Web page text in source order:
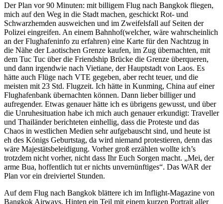
Der Plan vor 90 Minuten: mit billigem Flug nach Bangkok fliegen,
mich auf den Weg in die Stadt machen, geschickt Rot- und
Schwarzhemden ausweichen und im Zweifelsfall auf Seiten der
Polizei eingreifen. An einem Bahnhof(welcher, wäre wahrscheinlich
an der Flughafeninfo zu erfahren) eine Karte für den Nachtzug in
die Nähe der Laotischen Grenze kaufen, im Zug übernachten, mit
dem Tuc Tuc über die Friendship Brücke die Grenze überqueren,
und dann irgendwie nach Vietiane, der Hauptstadt von Laos. Es
hätte auch Flüge nach VTE gegeben, aber recht teuer, und die
meisten mit 23 Std. Flugzeit. Ich hätte in Kunming, China auf einer
Flughafenbank übernachten können. Dann lieber billiger und
aufregender. Etwas genauer hätte ich es übrigens gewusst, und über
die Unruhesituation habe ich mich auch genauer erkundigt: Traveller
und Thailänder berichteten einhellig, dass die Proteste und das
Chaos in westlichen Medien sehr aufgebauscht sind, und heute ist
eh des Königs Geburtstag, da wird niemand protestieren, denn das
wäre Majestätsbeleidigung. Vorher groß erzählen wollte ich’s
trotzdem nicht vorher, nicht dass Ihr Euch Sorgen macht. „Mei, der
arme Bua, hoffentlich tut er nichts unvernünftiges“. Das WAR der
Plan vor ein dreiviertel Stunden.
Auf dem Flug nach Bangkok blättere ich im Inflight-Magazine von
Bangkok Airways. Hinten ein Teil mit einem kurzen Portrait aller